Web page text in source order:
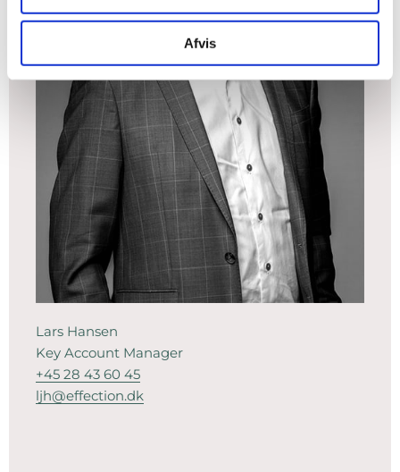
Afvis
Lars Hansen
Key Account Manager
+45 28 43 60 45
ljh@effection.dk